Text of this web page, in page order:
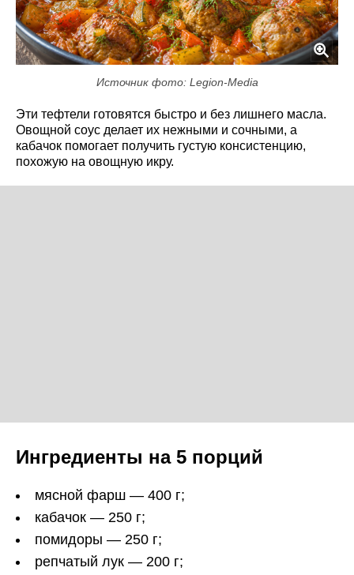
Источник фото: Legion-Media
Эти тефтели готовятся быстро и без лишнего масла.
Овощной соус делает их нежными и сочными, а
кабачок помогает получить густую консистенцию,
похожую на овощную икру.
Ингредиенты на 5 порций
мясной фарш — 400 г;
кабачок — 250 г;
помидоры — 250 г;
репчатый лук — 200 г;